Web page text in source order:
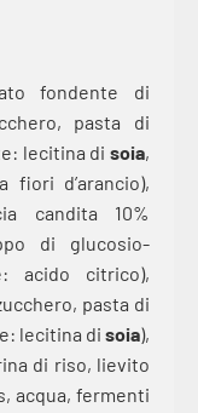
fondente di
pasta di
lecitina di soia,
fiori d’arancio),
candita 10%
di glucosio-
acido citrico),
pasta di
lecitina di soia),
di riso, lievito
acqua, fermenti